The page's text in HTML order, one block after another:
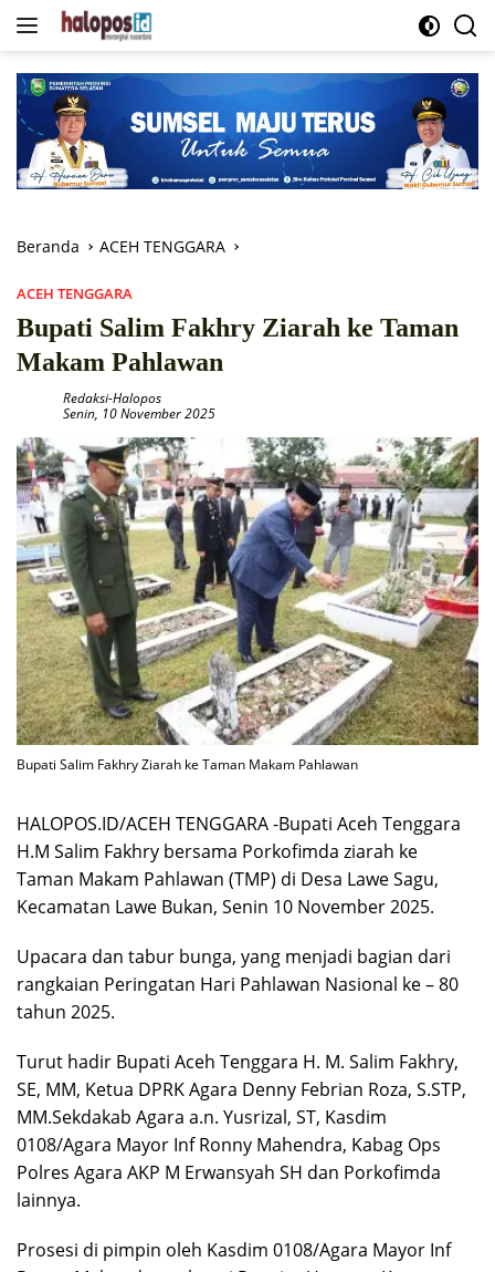
Langsung
Beranda ACEH TENGGARA
ACEH TENGGARA
Bupati Salim Fakhry Ziarah ke Taman
Makam Pahlawan
Redaksi-Halopos
Senin, 10 November 2025
Bupati Salim Fakhry Ziarah ke Taman Makam Pahlawan
HALOPOS.ID/ACEH TENGGARA -Bupati Aceh Tenggara
H.M Salim Fakhry bersama Porkofimda ziarah ke
Taman Makam Pahlawan (TMP) di Desa Lawe Sagu,
Kecamatan Lawe Bukan, Senin 10 November 2025.
Upacara dan tabur bunga, yang menjadi bagian dari
rangkaian Peringatan Hari Pahlawan Nasional ke – 80
tahun 2025.
Turut hadir Bupati Aceh Tenggara H. M. Salim Fakhry,
SE, MM, Ketua DPRK Agara Denny Febrian Roza, S.STP,
MM.Sekdakab Agara a.n. Yusrizal, ST, Kasdim
0108/Agara Mayor Inf Ronny Mahendra, Kabag Ops
Polres Agara AKP M Erwansyah SH dan Porkofimda
lainnya.
Prosesi di pimpin oleh Kasdim 0108/Agara Mayor Inf